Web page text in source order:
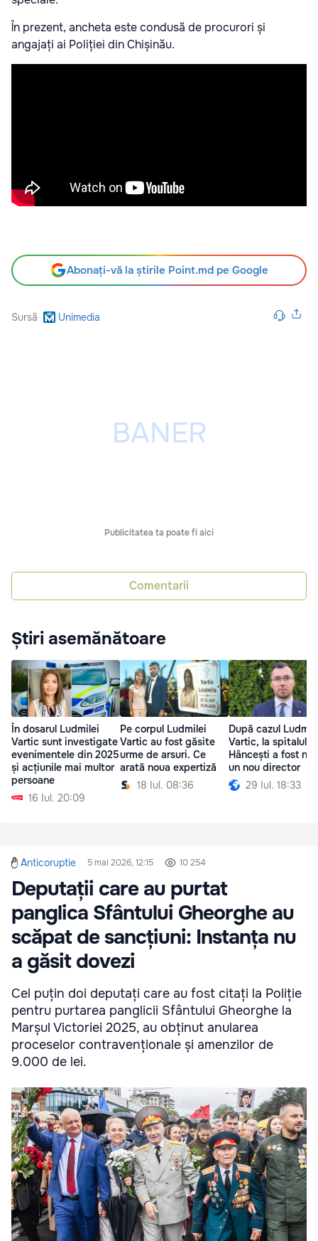
În prezent, ancheta este condusă de procurori și
angajați ai Poliției din Chișinău.
Abonați-vă la știrile Point.md pe Google
Sursă Unimedia
Publicitatea ta poate fi aici
Comentarii
Știri asemănătoare
În dosarul Ludmilei
Vartic sunt investigate
evenimentele din 2025
și acțiunile mai multor
persoane
16 Iul. 20:09
Pe corpul Ludmilei
Vartic au fost găsite
urme de arsuri. Ce
arată noua expertiză
18 Iul. 08:36
După cazul
Vartic, la spitalul
Hâncești a fost
un nou director
29 Iul. 18:33
Anticoruptie 5 mai 2026, 12:15 10 254
Deputații care au purtat
panglica Sfântului Gheorghe au
scăpat de sancțiuni: Instanța nu
a găsit dovezi
Cel puțin doi deputați care au fost citați la Poliție
pentru purtarea panglicii Sfântului Gheorghe la
Marșul Victoriei 2025, au obținut anularea
proceselor contravenționale și amenzilor de
9.000 de lei.